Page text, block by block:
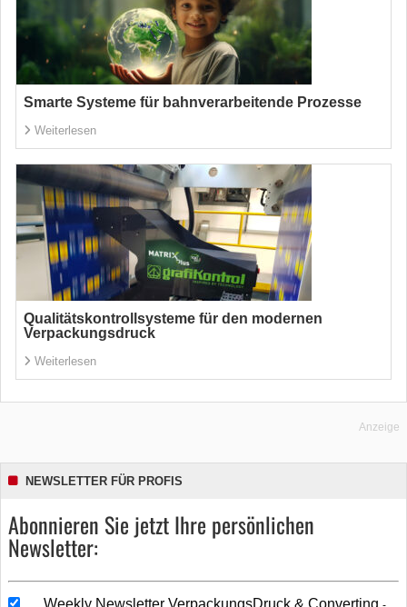
Smarte Systeme für bahnverarbeitende Prozesse
Weiterlesen
Qualitätskontrollsysteme für den modernen
Verpackungsdruck
Weiterlesen
Anzeige
NEWSLETTER FÜR PROFIS
Abonnieren Sie jetzt Ihre persönlichen
Newsletter:
Weekly Newsletter VerpackungsDruck & Converting